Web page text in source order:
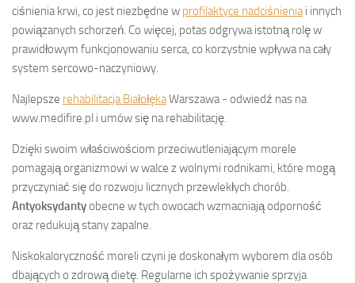
ciśnienia krwi, co jest niezbędne w profilaktyce nadciśnieniai innych
powiązanych schorzeń. Co więcej, potas odgrywa istotną rolę w
prawidłowym funkcjonowaniu serca, co korzystnie wpływa na cały
system sercowo-naczyniowy.
Najlepsze rehabilitacja BiałołękaWarszawa - odwiedź nas na
www.medifire.pl i umów się na rehabilitację.
Dzięki swoim właściwościom przeciwutleniającym morele
pomagają organizmowi w walce z wolnymi rodnikami, które mogą
przyczyniać się do rozwoju licznych przewlekłych chorób.
Antyoksydantyobecne w tych owocach wzmacniają odporność
oraz redukują stany zapalne.
Niskokaloryczność moreli czyni je doskonałym wyborem dla osób
dbających o zdrową dietę. Regularne ich spożywanie sprzyja